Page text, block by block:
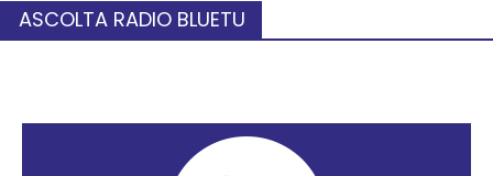
ASCOLTA RADIO BLUETU